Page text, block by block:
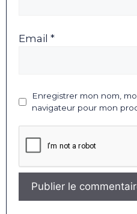
Email *
Enregistrer mon nom,
navigateur pour mon